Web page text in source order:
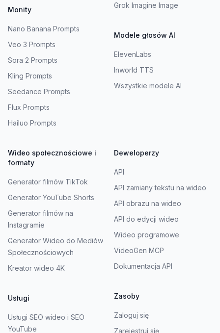
Monity
Nano Banana Prompts
Veo 3 Prompts
Sora 2 Prompts
Kling Prompts
Seedance Prompts
Flux Prompts
Hailuo Prompts
Grok Imagine Image
Modele głosów AI
ElevenLabs
Inworld TTS
Wszystkie modele AI
Wideo społecznościowe i
formaty
Generator filmów TikTok
Generator YouTube Shorts
Generator filmów na
Instagramie
Generator Wideo do Mediów
Społecznościowych
Kreator wideo 4K
Usługi
Usługi SEO wideo i SEO
YouTube
Deweloperzy
API
API zamiany tekstu na wideo
API obrazu na wideo
API do edycji wideo
Wideo programowe
VideoGen MCP
Dokumentacja API
Zasoby
Zaloguj się
Zarejestruj się